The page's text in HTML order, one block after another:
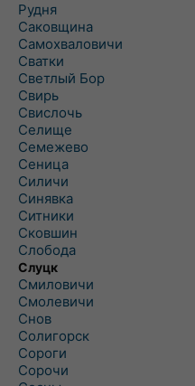
Рудня
Саковщина
Самохваловичи
Сватки
Светлый Бор
Свирь
Свислочь
Селище
Семежево
Сеница
Силичи
Синявка
Ситники
Сковшин
Слобода
Слуцк
Смиловичи
Смолевичи
Снов
Солигорск
Сороги
Сорочи